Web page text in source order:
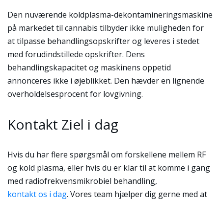
Den nuværende koldplasma-dekontamineringsmaskine
på markedet til cannabis tilbyder ikke muligheden for
at tilpasse behandlingsopskrifter og leveres i stedet
med forudindstillede opskrifter. Dens
behandlingskapacitet og maskinens oppetid
annonceres ikke i øjeblikket. Den hævder en lignende
overholdelsesprocent for lovgivning.
Kontakt Ziel i dag
Hvis du har flere spørgsmål om forskellene mellem RF
og kold plasma, eller hvis du er klar til at komme i gang
med radiofrekvensmikrobiel behandling,
kontakt os i dag. Vores team hjælper dig gerne med at